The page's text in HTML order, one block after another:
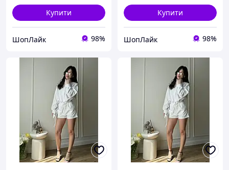
Купити
ШопЛайк 98%
Купити
ШопЛайк 98%